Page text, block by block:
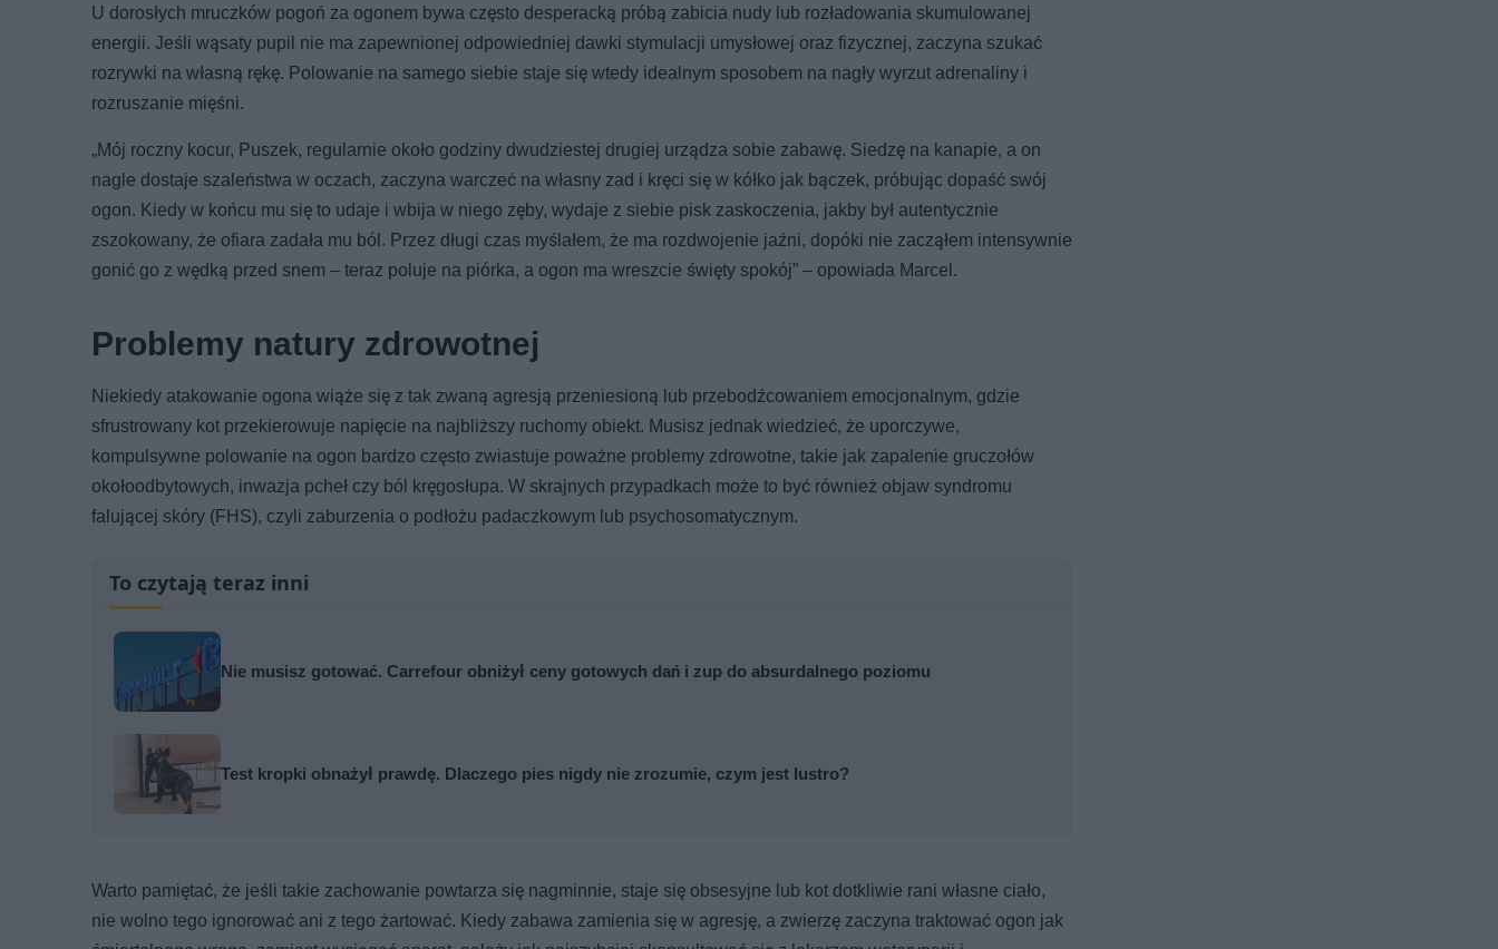
U dorosłych mruczków pogoń za ogonem bywa często desperacką próbą zabicia nudy lub rozładowania skumulowanej
energii. Jeśli wąsaty pupil nie ma zapewnionej odpowiedniej dawki stymulacji umysłowej oraz fizycznej, zaczyna szukać
rozrywki na własną rękę. Polowanie na samego siebie staje się wtedy idealnym sposobem na nagły wyrzut adrenaliny i
rozruszanie mięśni.
„Mój roczny kocur, Puszek, regularnie około godziny dwudziestej drugiej urządza sobie zabawę. Siedzę na kanapie, a on
nagle dostaje szaleństwa w oczach, zaczyna warczeć na własny zad i kręci się w kółko jak bączek, próbując dopaść swój
ogon. Kiedy w końcu mu się to udaje i wbija w niego zęby, wydaje z siebie pisk zaskoczenia, jakby był autentycznie
zszokowany, że ofiara zadała mu ból. Przez długi czas myślałem, że ma rozdwojenie jaźni, dopóki nie zacząłem intensywnie
gonić go z wędką przed snem – teraz poluje na piórka, a ogon ma wreszcie święty spokój” – opowiada Marcel.
Problemy natury zdrowotnej
Niekiedy atakowanie ogona wiąże się z tak zwaną agresją przeniesioną lub przebodźcowaniem emocjonalnym, gdzie
sfrustrowany kot przekierowuje napięcie na najbliższy ruchomy obiekt. Musisz jednak wiedzieć, że uporczywe,
kompulsywne polowanie na ogon bardzo często zwiastuje poważne problemy zdrowotne, takie jak zapalenie gruczołów
okołoodbytowych, inwazja pcheł czy ból kręgosłupa. W skrajnych przypadkach może to być również objaw syndromu
falującej skóry (FHS), czyli zaburzenia o podłożu padaczkowym lub psychosomatycznym.
To czytają teraz inni
Nie musisz gotować. Carrefour obniżył ceny gotowych dań i zup do absurdalnego poziomu
Test kropki obnażył prawdę. Dlaczego pies nigdy nie zrozumie, czym jest lustro?
Warto pamiętać, że jeśli takie zachowanie powtarza się nagminnie, staje się obsesyjne lub kot dotkliwie rani własne ciało,
nie wolno tego ignorować ani z tego żartować. Kiedy zabawa zamienia się w agresję, a zwierzę zaczyna traktować ogon jak